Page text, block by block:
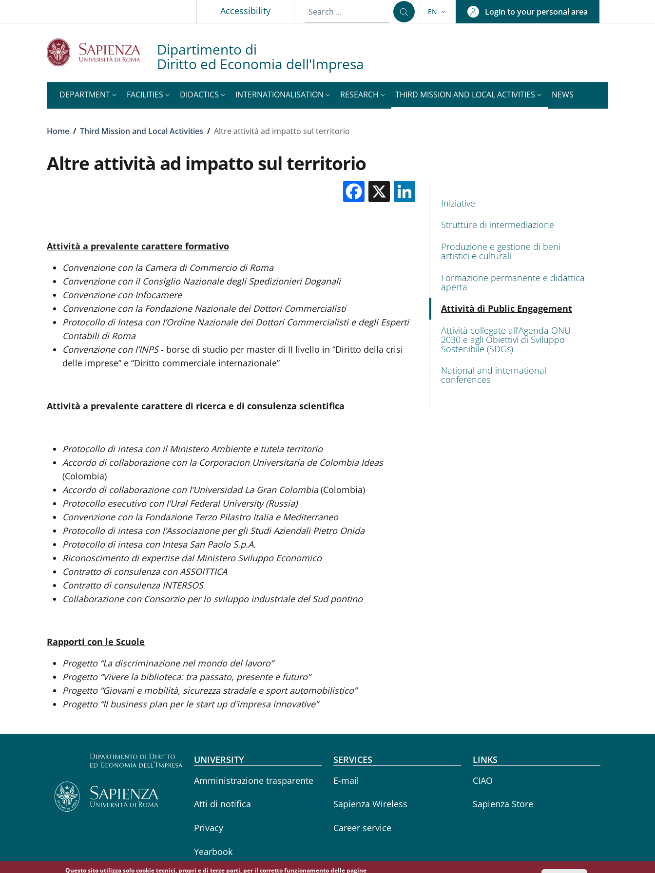
Slim topAccessibility LANGUAGE SWITCHER: CURRENT LANGUAGE
EN Login to your personal area
Dipartimento di
Diritto ed Economia dell'Impresa
DEPARTMENT FACILITIES DIDACTICS INTERNATIONALISATION RESEARCH THIRD MISSION AND LOCAL ACTIVITIES NEWS
Breadcrumb
Home / Third Mission and Local Activities / Altre attività ad impatto sul territorio
Altre attività ad impatto sul territorio
Facebook
X
Attività a prevalente carattere formativo
Convenzione con la Camera di Commercio di Roma
Convenzione con il Consiglio Nazionale degli Spedizionieri Doganali
Convenzione con Infocamere
Convenzione con la Fondazione Nazionale dei Dottori Commercialisti
Protocollo di Intesa con l’Ordine Nazionale dei Dottori Commercialisti e degli Esperti
Contabili di Roma
Convenzione con l’INPS- borse di studio per master di II livello in “Diritto della crisi
delle imprese” e “Diritto commerciale internazionale”
Attività a prevalente carattere di ricerca e di consulenza scientifica
Protocollo di intesa con il Ministero Ambiente e tutela territorio
Accordo di collaborazione con la Corporacion Universitaria de Colombia Ideas
(Colombia)
Accordo di collaborazione con l’Universidad La Gran Colombia(Colombia)
Protocollo esecutivo con l’Ural Federal University (Russia)
Convenzione con la Fondazione Terzo Pilastro Italia e Mediterraneo
Protocollo di intesa con l’Associazione per gli Studi Aziendali Pietro Onida
Protocollo di intesa con lntesa San Paolo S.p.A.
Riconoscimento di expertise dal Ministero Sviluppo Economico
Contratto di consulenza con ASSOITTICA
Contratto di consulenza INTERSOS
Collaborazione con Consorzio per lo sviluppo industriale del Sud pontino
Rapporti con le Scuole
Progetto “La discriminazione nel mondo del lavoro”
Progetto “Vivere la biblioteca: tra passato, presente e futuro”
Progetto “Giovani e mobilità, sicurezza stradale e sport automobilistico”
Progetto “Il business plan per le start up d'impresa innovative”
MENU CEV SECOND NAVIGATION
Iniziative
Strutture di intermediazione
Produzione e gestione di beni
artistici e culturali
Formazione permanente e didattica
aperta
Attività di Public Engagement
Attività collegate all’Agenda ONU
2030 e agli Obiettivi di Sviluppo
Sostenibile (SDGs)
National and international
conferences
Footer menu
UNIVERSITY
Amministrazione trasparente
Atti di notifica
Privacy
Yearbook
SERVICES
E-mail
Sapienza Wireless
Career service
LINKS
CIAO
Sapienza Store
Questo sito utilizza solo cookie tecnici, propri e di terze parti, per il corretto funzionamento delle pagine